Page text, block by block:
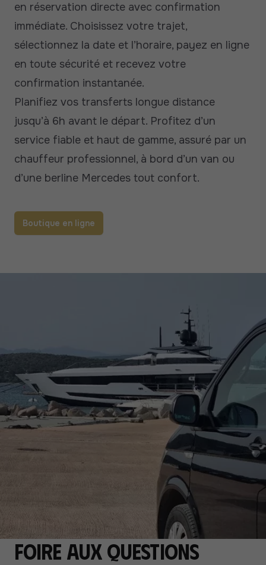
en réservation directe avec confirmation
immédiate. Choisissez votre trajet,
sélectionnez la date et l’horaire, payez en ligne
en toute sécurité et recevez votre
confirmation instantanée.
Planifiez vos transferts longue distance
jusqu’à 6h avant le départ. Profitez d’un
service fiable et haut de gamme, assuré par un
chauffeur professionnel, à bord d’un van ou
d’une berline Mercedes tout confort.
Boutique en ligne
Foire aux questions